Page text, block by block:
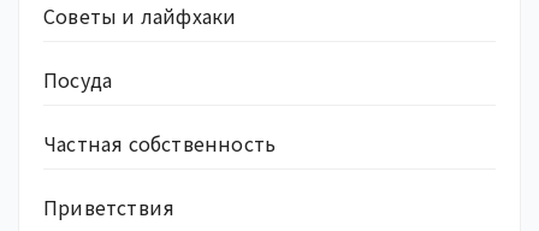
Советы и лайфхаки
Посуда
Частная собственность
Приветствия